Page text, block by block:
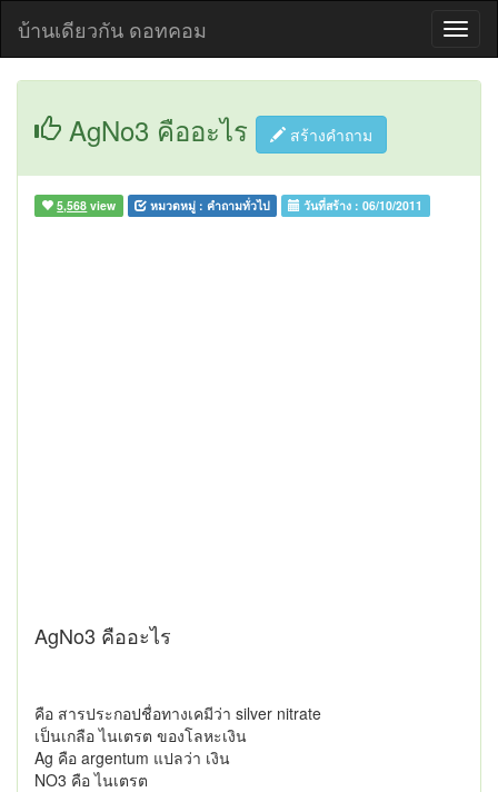
บ้านเดียวกัน ดอทคอม
AgNo3 คืออะไร สร้างคำถาม
5,568 view หมวดหมู่ : คำถามทั่วไป วันที่สร้าง :06/10/2011
AgNo3 คืออะไร
คือ สารประกอปชื่อทางเคมีว่า silver nitrate
เป็นเกลือ ไนเตรต ของโลหะเงิน
Ag คือ argentum แปลว่า เงิน
NO3 คือ ไนเตรต